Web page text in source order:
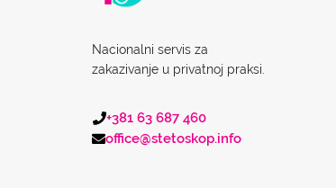
Nacionalni servis za
zakazivanje u privatnoj praksi.
+381 63 687 460
office@stetoskop.info